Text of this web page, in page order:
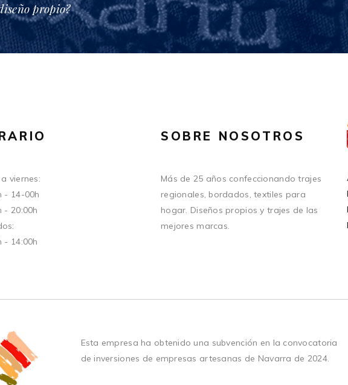
propio?
viernes:
- 14-00h
- 20:00h
- 14:00h
SOBRE NOSOTROS
Más de 25 años confeccionando trajes
regionales, bordados, textiles para
hogar. Diseños propios y trajes de las
mejores marcas.
Esta empresa ha obtenido una subvención en la convocatoria
de inversiones de empresas artesanas de Navarra de 2024.